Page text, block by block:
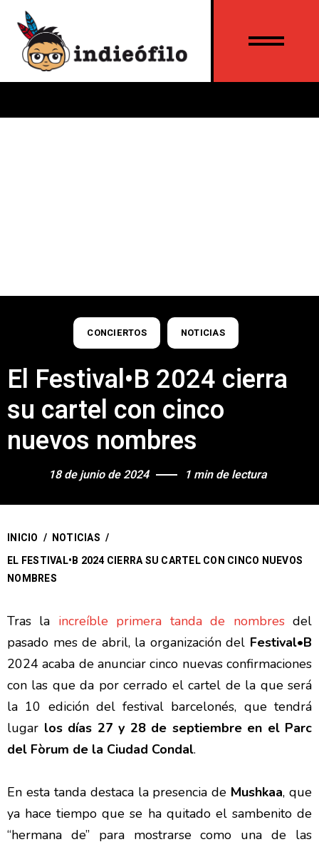
CONCIERTOS NOTICIAS
El Festival•B 2024 cierra
su cartel con cinco
nuevos nombres
18 de junio de 2024 1 min de lectura
INICIO / NOTICIAS /
EL FESTIVAL•B 2024 CIERRA SU CARTEL CON CINCO NUEVOS
NOMBRES
Tras la increíble primera tanda de nombresdel
pasado mes de abril, la organización del Festival•B
2024 acaba de anunciar cinco nuevas confirmaciones
con las que da por cerrado el cartel de la que será
la 10 edición del festival barcelonés, que tendrá
lugar los días 27 y 28 de septiembre en el Parc
del Fòrum de la Ciudad Condal.
En esta tanda destaca la presencia de Mushkaa, que
ya hace tiempo que se ha quitado el sambenito de
“hermana de” para mostrarse como una de las